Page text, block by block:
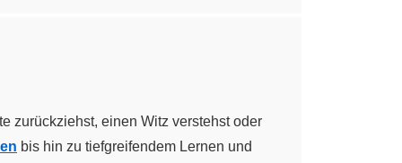
zurückziehst, einen Witz verstehst oder
bis hin zu tiefgreifendem Lernen und